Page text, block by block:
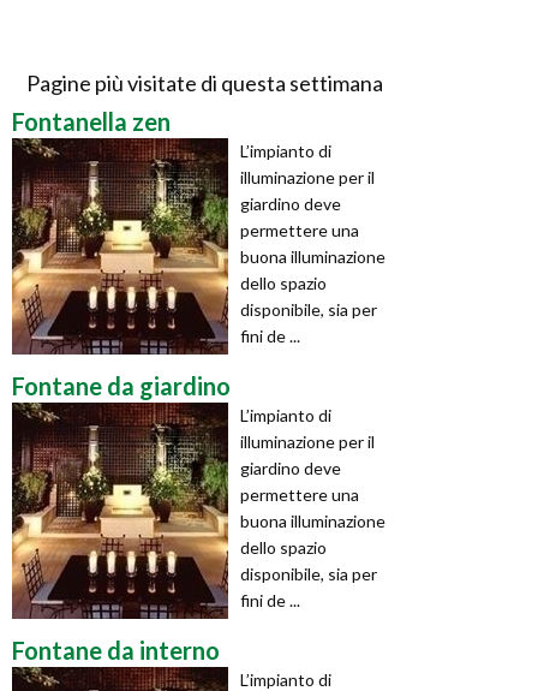
Pagine più visitate di questa settimana
Fontanella zen
L’impianto di
illuminazione per il
giardino deve
permettere una
buona illuminazione
dello spazio
disponibile, sia per
fini de ...
Fontane da giardino
L’impianto di
illuminazione per il
giardino deve
permettere una
buona illuminazione
dello spazio
disponibile, sia per
fini de ...
Fontane da interno
L’impianto di